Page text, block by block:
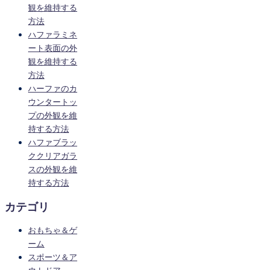
観を維持する
方法
ハファラミネ
ート表面の外
観を維持する
方法
ハーファのカ
ウンタートッ
プの外観を維
持する方法
ハファブラッ
ククリアガラ
スの外観を維
持する方法
カテゴリ
おもちゃ＆ゲ
ーム
スポーツ＆ア